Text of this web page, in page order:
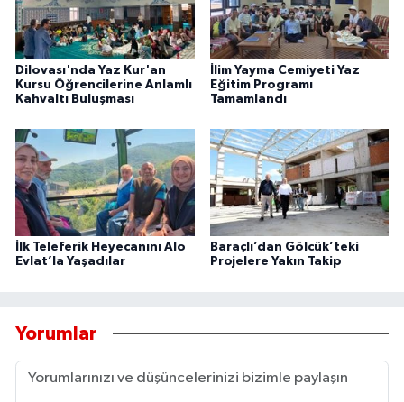
Dilovası'nda Yaz Kur'an
Kursu Öğrencilerine Anlamlı
Kahvaltı Buluşması
İlim Yayma Cemiyeti Yaz
Eğitim Programı
Tamamlandı
İlk Teleferik Heyecanını Alo
Evlat’la Yaşadılar
Baraçlı’dan Gölcük’teki
Projelere Yakın Takip
Yorumlar